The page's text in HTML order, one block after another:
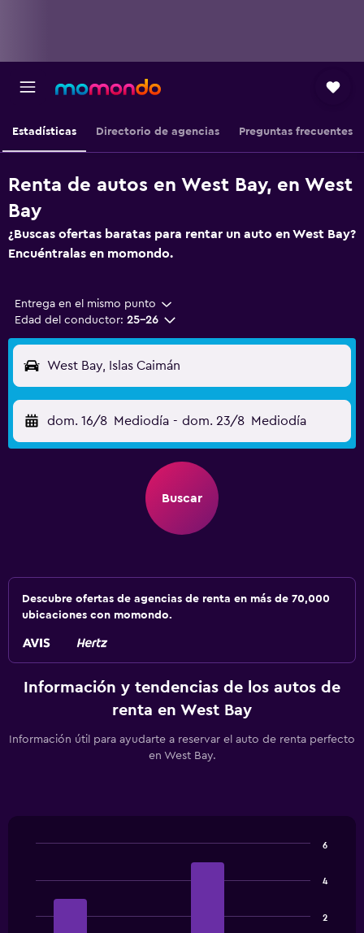
Estadísticas Directorio de agencias Preguntas frecuentes
Renta de autos en West Bay, en West
Bay
¿Buscas ofertas baratas para rentar un auto en West Bay?
Encuéntralas en momondo.
Entrega en el mismo punto
Edad del conductor: 25-26
West Bay, Islas Caimán
dom. 16/8 Mediodía - dom. 23/8 Mediodía
Buscar
Descubre ofertas de agencias de renta en más de 70,000
ubicaciones con momondo.
Información y tendencias de los autos de
renta en West Bay
Información útil para ayudarte a reservar el auto de renta perfecto
en West Bay.
2
4
6